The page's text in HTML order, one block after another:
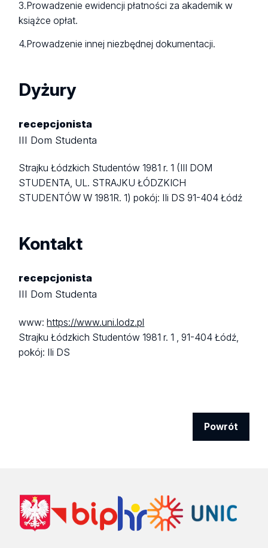
3.Prowadzenie ewidencji płatności za akademik w
książce opłat.
4.Prowadzenie innej niezbędnej dokumentacji.
Dyżury
recepcjonista
III Dom Studenta
Strajku Łódzkich Studentów 1981 r. 1 (III DOM
STUDENTA, UL. STRAJKU ŁÓDZKICH
STUDENTÓW W 1981R. 1)pokój: IIi DS91-404 Łódź
Kontakt
recepcjonista
III Dom Studenta
www:https://www.uni.lodz.pl
Strajku Łódzkich Studentów 1981 r. 1 ,91-404 Łódź,
pokój: IIi DS
Powrót